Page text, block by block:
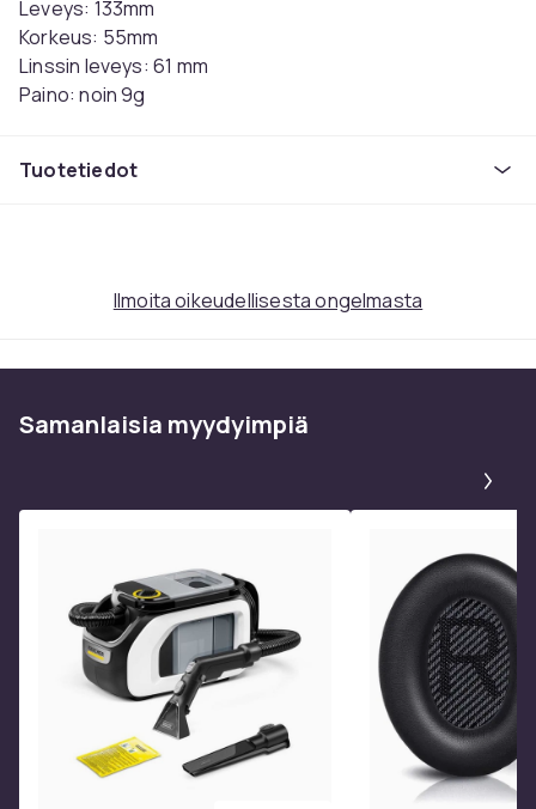
Leveys: 133mm
Korkeus: 55mm
Linssin leveys: 61 mm
Paino: noin 9g
UV400 suoja.
Tuoteturvallisuustiedot
Tuotetiedot
Ilmoita oikeudellisesta ongelmasta
Samanlaisia ​​myydyimpiä